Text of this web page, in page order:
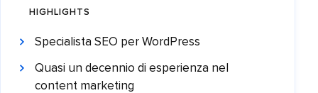
HIGHLIGHTS
Specialista SEO per WordPress
Quasi un decennio di esperienza nel
content marketing